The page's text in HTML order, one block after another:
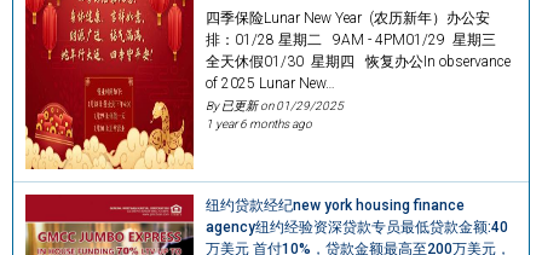
四季保险Lunar New Year (农历新年）办公安
排：01/28 星期二 9AM - 4PM01/29 星期三
全天休假01/30 星期四 恢复办公In observance
of 2025 Lunar New…
By 已更新 on01/29/2025
1 year 6 months ago
纽约贷款经纪new york housing finance
agency纽约经验资深贷款专员最低贷款金额:40
万美元 首付10%，贷款金额最高至200万美元，